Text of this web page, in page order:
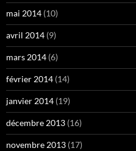
mai 2014 (10)
avril 2014 (9)
mars 2014 (6)
février 2014 (14)
janvier 2014 (19)
décembre 2013 (16)
novembre 2013 (17)